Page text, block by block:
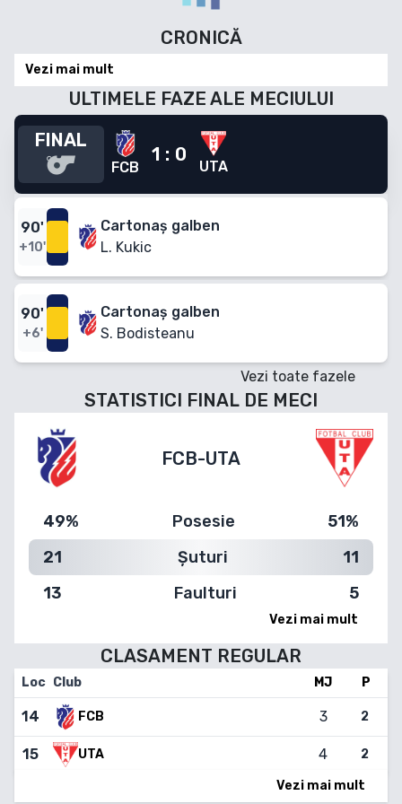
CRONICĂ
Vezi mai mult
ULTIMELE FAZE ALE MECIULUI
FINAL
FCB
1 : 0
UTA
90'
+10'
Cartonaș galben
L. Kukic
90'
+6'
Cartonaș galben
S. Bodisteanu
Vezi toate fazele
STATISTICI FINAL DE MECI
FCB-UTA
49% Posesie
51%
21
Șuturi
11
13
Faulturi 5
Vezi mai mult
CLASAMENT REGULAR
Loc Club MJ P
14 FCB 3 2
15 UTA 4 2
Vezi mai mult